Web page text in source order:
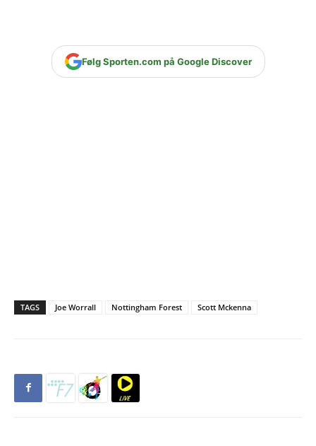
Følg Sporten.com på Google Discover
TAGS Joe Worrall Nottingham Forest Scott Mckenna